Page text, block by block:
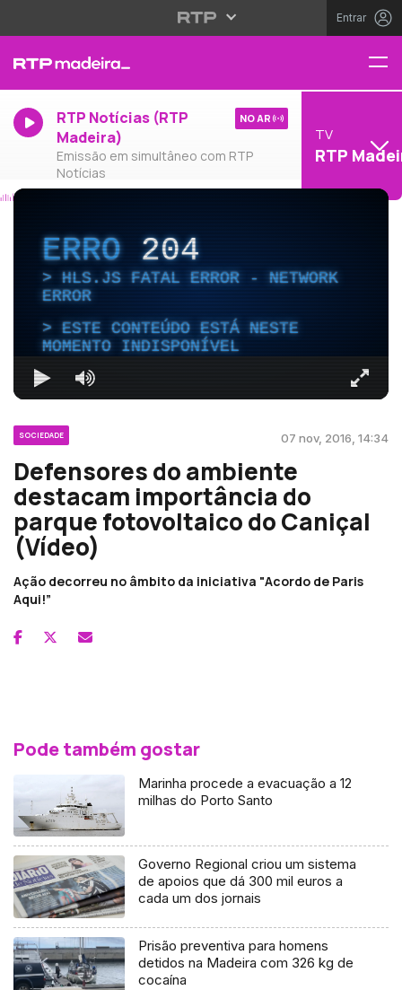
Entrar
RTP Notícias (RTP
Madeira)
Emissão em simultâneo com RTP
Notícias
NO AR
TV
RTP
ERRO204
HLS.JS FATAL ERROR - NETWORK
ERROR
ESTE CONTEÚDO ESTÁ NESTE
MOMENTO INDISPONÍVEL
SOCIEDADE 07 nov, 2016, 14:34
Defensores do ambiente
destacam importância do
parque fotovoltaico do Caniçal
(Vídeo)
Ação decorreu no âmbito da iniciativa "Acordo de Paris
Aqui!”
Pode também gostar
Marinha procede a evacuação a 12
milhas do Porto Santo
Governo Regional criou um sistema
de apoios que dá 300 mil euros a
cada um dos jornais
Prisão preventiva para homens
detidos na Madeira com 326 kg de
cocaína